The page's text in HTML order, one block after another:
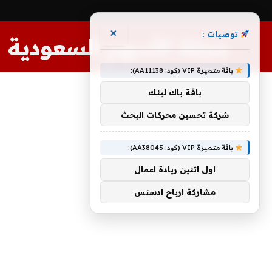
مجلة الأسهم السعودية
توصيات : ×
باقة متميزة VIP (كود: AA11138):
باقة باك لينك
شركة تحسين محركات البحث
باقة متميزة VIP (كود: AA38045):
اول اثنين ريادة اعمال
مشاركة ارباح ادسنس